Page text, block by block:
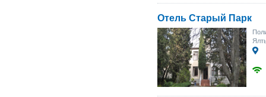
Отель Старый Парк